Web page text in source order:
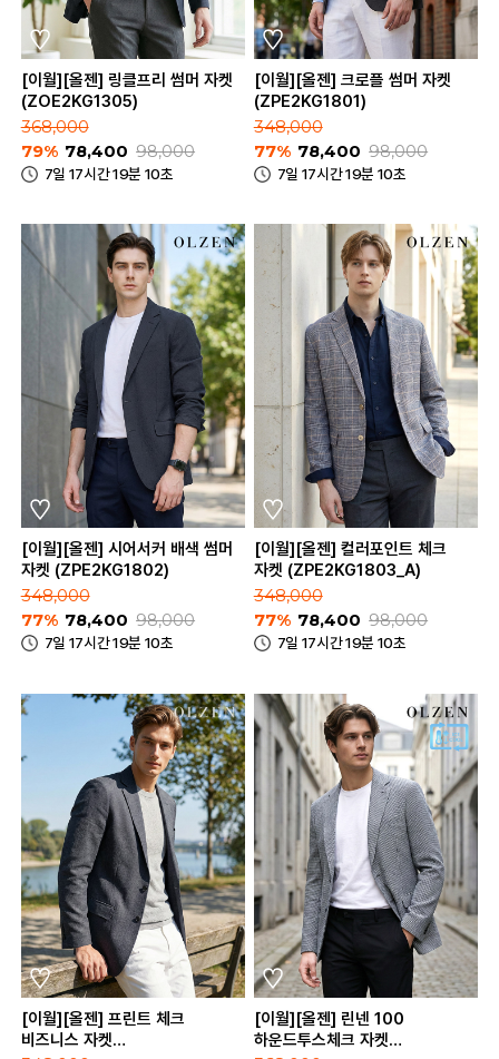
[이월][올젠] 링클프리 썸머 자켓
(ZOE2KG1305)
368,000
79% 78,400 98,000
7일 17시간 19분 10초
[이월][올젠] 크로플 썸머 자켓
(ZPE2KG1801)
348,000
77% 78,400 98,000
7일 17시간 19분 10초
[이월][올젠] 시어서커 배색 썸머
자켓 (ZPE2KG1802)
348,000
77% 78,400 98,000
7일 17시간 19분 10초
[이월][올젠] 컬러포인트 체크
자켓 (ZPE2KG1803_A)
348,000
77% 78,400 98,000
7일 17시간 19분 10초
[이월][올젠] 프린트 체크
비즈니스 자켓
[이월][올젠] 린넨 100
하운드투스체크 자켓